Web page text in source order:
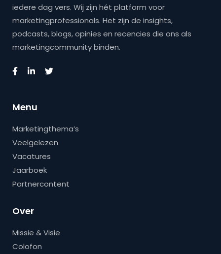
iedere dag vers. Wij zijn hét platform voor
marketingprofessionals. Het zijn de insights,
podcasts, blogs, opinies en recencies die ons als
marketingcommunity binden.
Menu
Marketingthema’s
Veelgelezen
Vacatures
Jaarboek
Partnercontent
Over
Missie & Visie
Colofon